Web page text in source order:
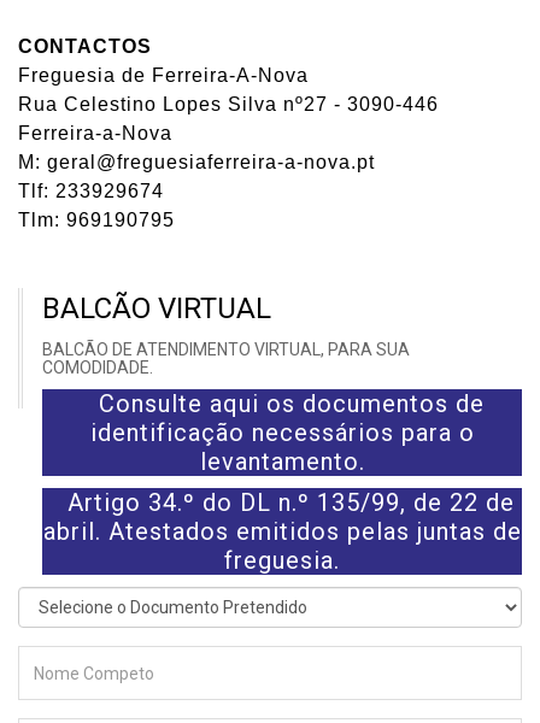
CONTACTOS
Freguesia de Ferreira-A-Nova
Rua Celestino Lopes Silva nº27 - 3090-446
Ferreira-a-Nova
M: geral@freguesiaferreira-a-nova.pt
Tlf: 233929674
Tlm: 969190795
BALCÃO VIRTUAL
BALCÃO DE ATENDIMENTO VIRTUAL, PARA SUA
COMODIDADE.
Consulte aqui os documentos de
identificação necessários para o
levantamento.
Artigo 34.º do DL n.º 135/99, de 22 de
abril. Atestados emitidos pelas juntas de
freguesia.